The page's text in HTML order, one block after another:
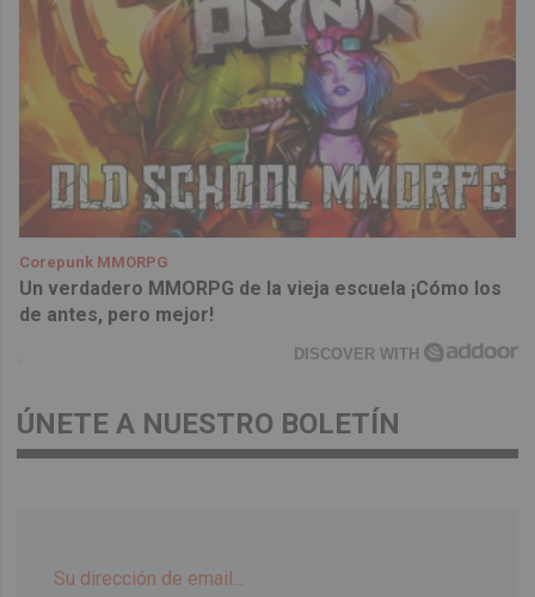
Corepunk MMORPG
Un verdadero MMORPG de la vieja escuela ¡Cómo los
de antes, pero mejor!
DISCOVER WITH
ÚNETE A NUESTRO BOLETÍN